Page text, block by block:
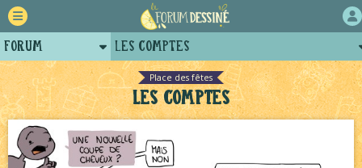
Place des fêtes
Les comptes
Forum
Retour
Auteurs
Projets
Tutoriels
Les comptes
Bavardages
NEW
Le Jeu du Trône New Romance – 19h NEW
Le Jeu du Trône – Fanarts
Échecs NEW